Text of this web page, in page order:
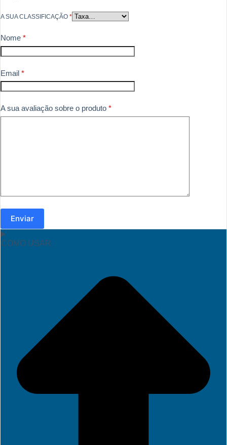
A SUA CLASSIFICAÇÃO *
Nome *
Email *
A sua avaliação sobre o produto *
Enviar
COMO USAR